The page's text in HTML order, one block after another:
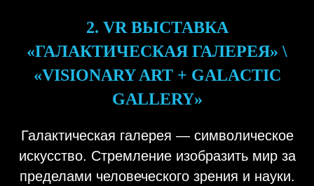
2. VR ВЫСТАВКА
«ГАЛАКТИЧЕСКАЯ ГАЛЕРЕЯ» \
«VISIONARY ART + GALACTIC
GALLERY»
Галактическая галерея — символическое
искусство. Стремление изобразить мир за
пределами человеческого зрения и науки.